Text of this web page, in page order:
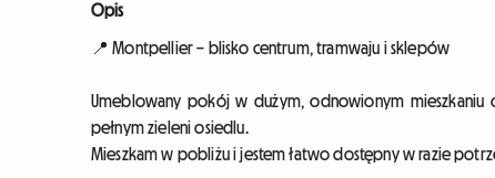
Opis
📍 Montpellier – blisko centrum, tramwaju i sklepów
Umeblowany pokój w dużym, odnowionym
pełnym zieleni osiedlu.
Mieszkam w pobliżu i jestem łatwo dostępny w razie